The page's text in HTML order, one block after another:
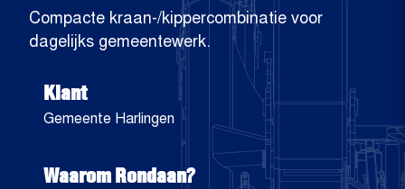
Compacte kraan-/kippercombinatie voor
dagelijks gemeentewerk.
Klant
Gemeente Harlingen
Waarom Rondaan?